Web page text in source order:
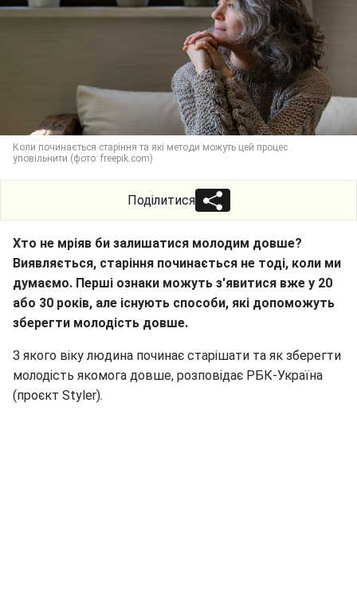
Коли починається старіння та які методи можуть цей процес
уповільнити (фото: freepik.com)
Поділитися
Хто не мріяв би залишатися молодим довше?
Виявляється, старіння починається не тоді, коли ми
думаємо. Перші ознаки можуть з'явитися вже у 20
або 30 років, але існують способи, які допоможуть
зберегти молодість довше.
З якого віку людина починає старішати та як зберегти
молодість якомога довше, розповідає РБК-Україна
(проєкт Styler).